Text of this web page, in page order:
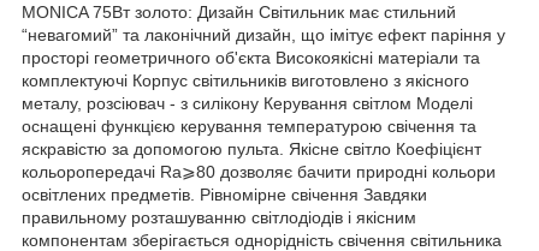
MONICA 75Вт золото: Дизайн Світильник має стильний
“невагомий” та лаконічний дизайн, що імітує ефект паріння у
просторі геометричного об'єкта Високоякісні матеріали та
комплектуючі Корпус світильників виготовлено з якісного
металу, розсіювач - з силікону Керування світлом Моделі
оснащені функцією керування температурою свічення та
яскравістю за допомогою пульта. Якісне світло Коефіцієнт
кольоропередачі Ra⩾80 дозволяє бачити природні кольори
освітлених предметів. Рівномірне свічення Завдяки
правильному розташуванню світлодіодів і якісним
компонентам зберігається однорідність свічення світильника